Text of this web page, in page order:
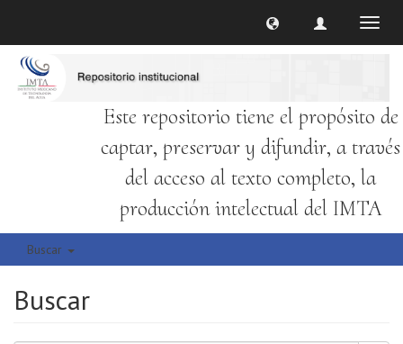
Este repositorio tiene el propósito de
captar, preservar y difundir, a través
del acceso al texto completo, la
producción intelectual del IMTA
Buscar
Buscar